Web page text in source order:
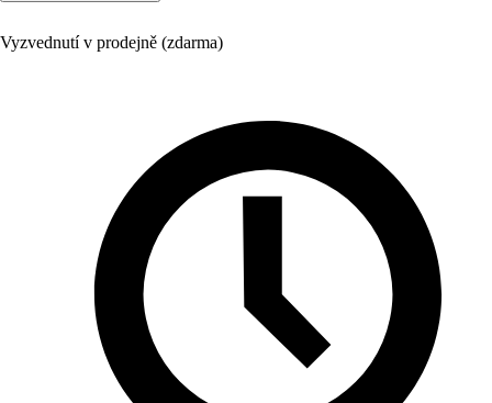
Vyzvednutí v prodejně (zdarma)